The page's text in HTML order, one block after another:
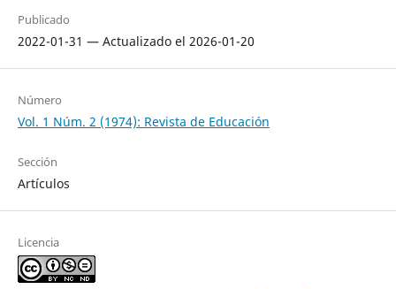
Publicado
2022-01-31 — Actualizado el 2026-01-20
Número
Vol. 1 Núm. 2 (1974): Revista de Educación
Sección
Artículos
Licencia